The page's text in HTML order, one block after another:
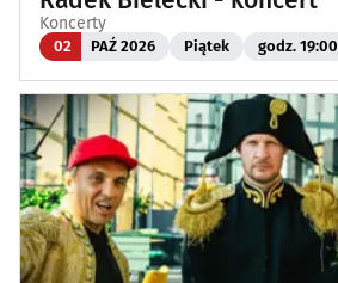
Koncerty
02 PAŹ 2026 Piątek godz. 19:00